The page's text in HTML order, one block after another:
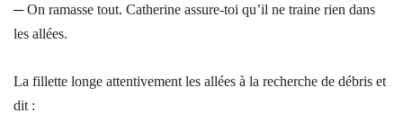
─ On ramasse tout. Catherine assure-toi qu’il ne traine rien dans
les allées.
La fillette longe attentivement les allées à la recherche de débris et
dit :